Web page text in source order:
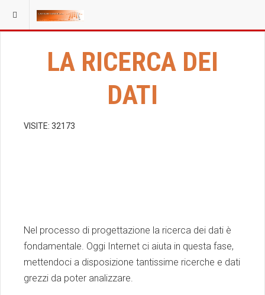
LA RICERCA DEI
DATI
VISITE: 32173
Nel processo di progettazione la ricerca dei dati è
fondamentale. Oggi Internet ci aiuta in questa fase,
mettendoci a disposizione tantissime ricerche e dati
grezzi da poter analizzare.